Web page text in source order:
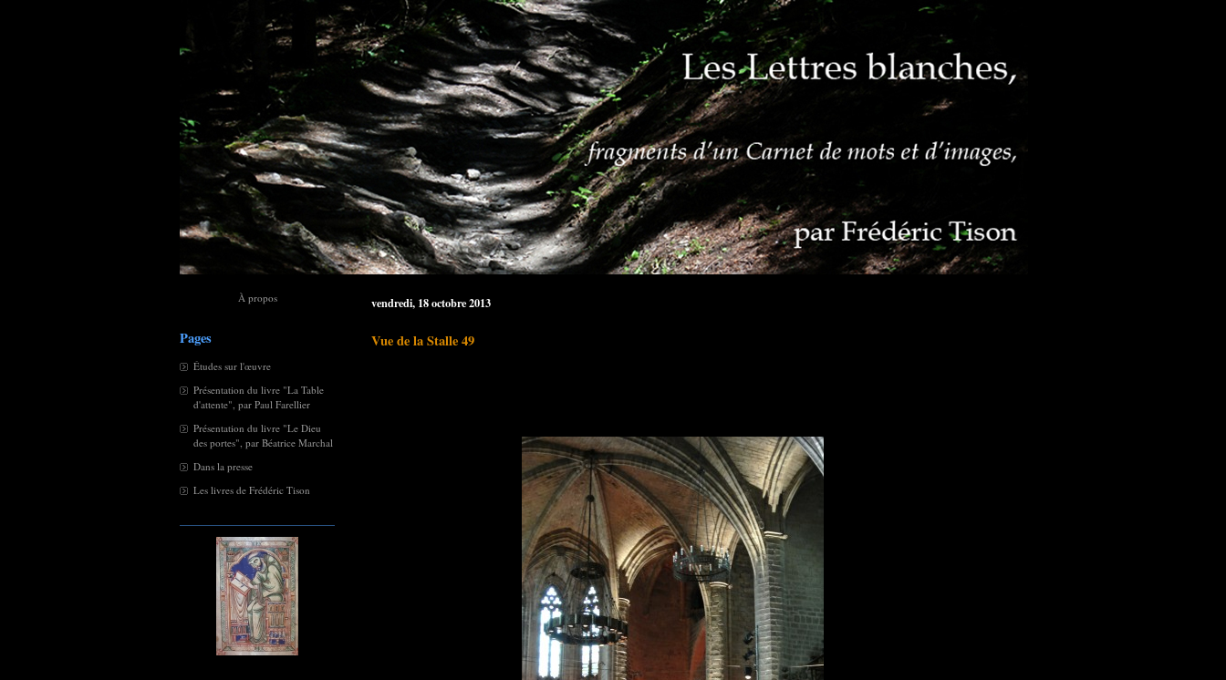
À propos
Pages
Études sur l'œuvre
Présentation du livre "La Table
d'attente", par Paul Farellier
Présentation du livre "Le Dieu
des portes", par Béatrice Marchal
Dans la presse
Les livres de Frédéric Tison
vendredi, 18 octobre 2013
Vue de la Stalle 49